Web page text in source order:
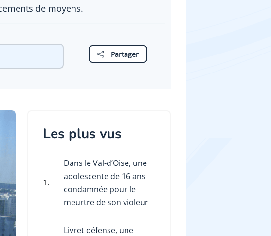
de moyens.
Partager
Les plus vus
1.
Dans le Val-d’Oise, une
adolescente de 16 ans
condamnée pour le
meurtre de son violeur
Livret défense, une